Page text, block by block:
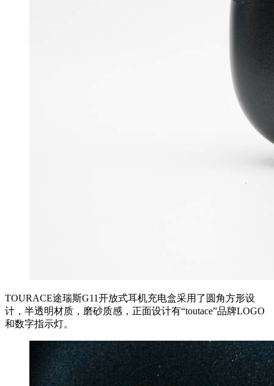
TOURACE途瑞斯G11开放式耳机充电盒采用了圆角方形设
计，半透明材质，磨砂质感，正面设计有“toutace”品牌LOGO
和数字指示灯。